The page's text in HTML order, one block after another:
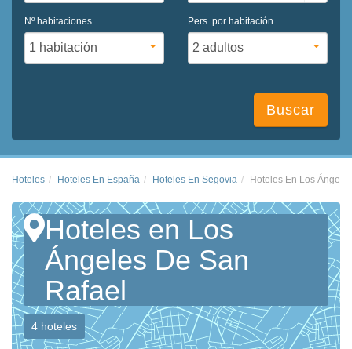
Nº habitaciones Pers. por habitación
Buscar
Hoteles Hoteles En España Hoteles En Segovia Hoteles En Los
Hoteles en Los
Ángeles De San
Rafael
4 hoteles